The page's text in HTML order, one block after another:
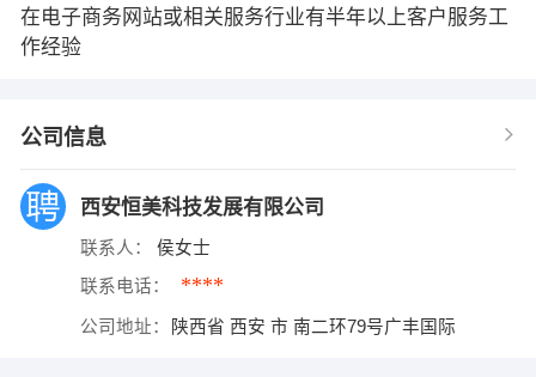
在电子商务网站或相关服务行业有半年以上客户服务工
作经验
公司信息
西安恒美科技发展有限公司
联系人： 侯女士
联系电话： ****
公司地址： 陕西省 西安 市 南二环79号广丰国际